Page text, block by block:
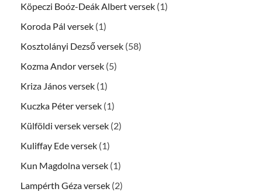
Köpeczi Boóz-Deák Albert versek (1)
Koroda Pál versek (1)
Kosztolányi Dezső versek (58)
Kozma Andor versek (5)
Kriza János versek (1)
Kuczka Péter versek (1)
Külföldi versek versek (2)
Kuliffay Ede versek (1)
Kun Magdolna versek (1)
Lampérth Géza versek (2)